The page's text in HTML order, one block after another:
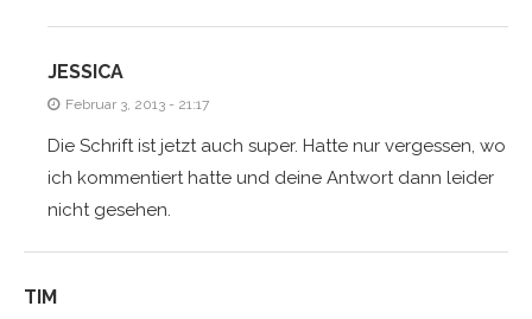
JESSICA
Februar 3, 2013 - 21:17
Die Schrift ist jetzt auch super. Hatte nur vergessen, wo
ich kommentiert hatte und deine Antwort dann leider
nicht gesehen.
TIM